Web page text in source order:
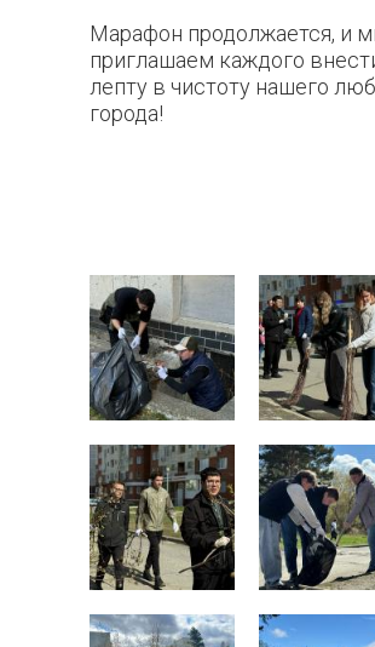
Марафон продолжается, и
приглашаем каждого
лепту в чистоту нашего
города!